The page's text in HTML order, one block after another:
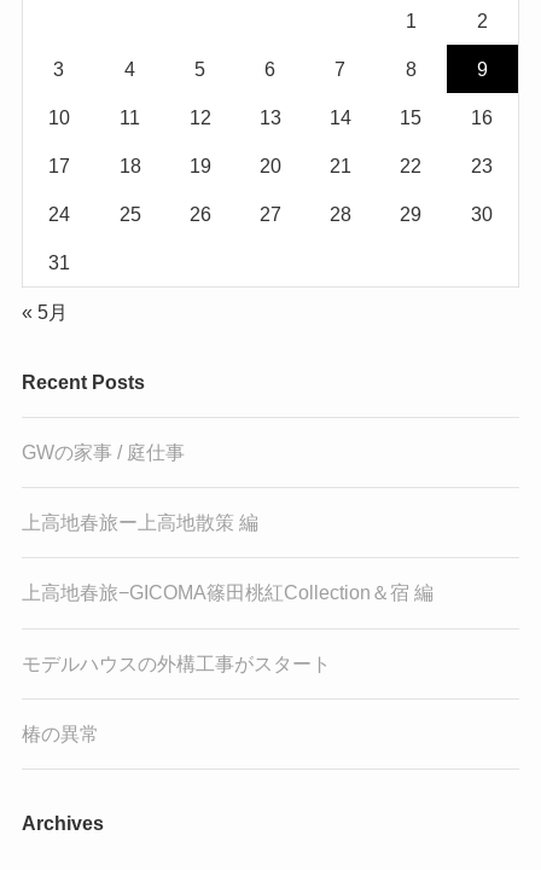
1 2
3 4 5 6 7 8 9
10 11 12 13 14 15 16
17 18 19 20 21 22 23
24 25 26 27 28 29 30
31
« 5月
Recent Posts
GWの家事 / 庭仕事
上高地春旅ー上高地散策 編
上高地春旅−GICOMA篠田桃紅Collection＆宿 編
モデルハウスの外構工事がスタート
椿の異常
Archives